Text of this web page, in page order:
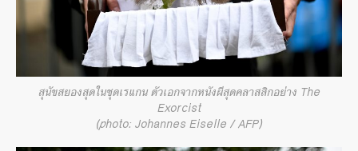
สุนัขสยองสุดในชุดเรแกน ตัวเอกจากหนังผีสุดคลาสสิกอย่าง The
Exorcist
(photo: Johannes Eiselle / AFP)